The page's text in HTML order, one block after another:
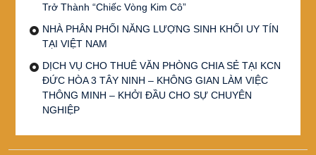
Trở Thành “Chiếc Vòng Kim Cô”
NHÀ PHÂN PHỐI NĂNG LƯỢNG SINH KHỐI UY TÍN
TẠI VIỆT NAM
DỊCH VỤ CHO THUÊ VĂN PHÒNG CHIA SẺ TẠI KCN
ĐỨC HÒA 3 TÂY NINH – KHÔNG GIAN LÀM VIỆC
THÔNG MINH – KHỞI ĐẦU CHO SỰ CHUYÊN
NGHIỆP